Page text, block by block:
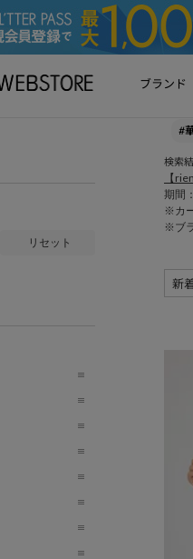
ブランド
リセット
#
検索
【
期間
※カ
※ブ